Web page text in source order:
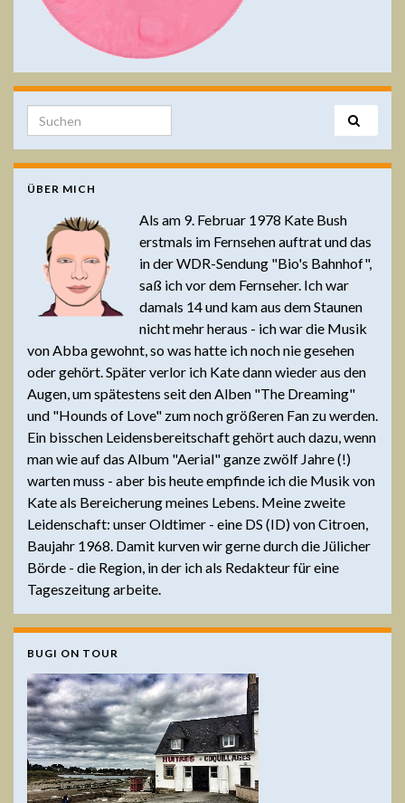
Search for:
ÜBER MICH
Als am 9. Februar 1978 Kate Bush
erstmals im Fernsehen auftrat und das
in der WDR-Sendung "Bio's Bahnhof",
saß ich vor dem Fernseher. Ich war
damals 14 und kam aus dem Staunen
nicht mehr heraus - ich war die Musik
von Abba gewohnt, so was hatte ich noch nie gesehen
oder gehört. Später verlor ich Kate dann wieder aus den
Augen, um spätestens seit den Alben "The Dreaming"
und "Hounds of Love" zum noch größeren Fan zu werden.
Ein bisschen Leidensbereitschaft gehört auch dazu, wenn
man wie auf das Album "Aerial" ganze zwölf Jahre (!)
warten muss - aber bis heute empfinde ich die Musik von
Kate als Bereicherung meines Lebens. Meine zweite
Leidenschaft: unser Oldtimer - eine DS (ID) von Citroen,
Baujahr 1968. Damit kurven wir gerne durch die Jülicher
Börde - die Region, in der ich als Redakteur für eine
Tageszeitung arbeite.
BUGI ON TOUR